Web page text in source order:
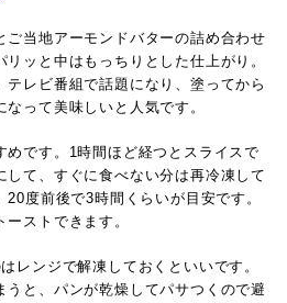
ご当地アーモンドバターの詰め合わせ
ッと中はもっちりとした仕上がり。
テレビ番組で話題になり、塗ってから
って美味しいと人気です。
めです。1時間ほど経つとスライスで
して、すぐに食べない分は再冷凍して
度前後で3時間くらいが目安です。
ストできます。
レンジで解凍しておくといいです。
うと、パンが乾燥してパサつくので避